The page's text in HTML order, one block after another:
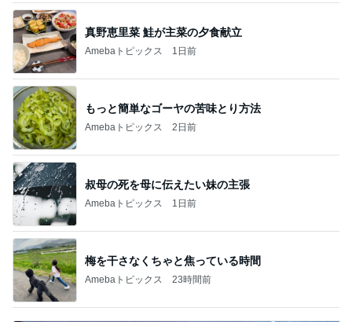
真野恵里菜 鮭が主菜の夕食献立
Amebaトピックス 1日前
もっと簡単なゴーヤの苦味とり方法
Amebaトピックス 2日前
叔母の死を母に伝えたい妹の主張
Amebaトピックス 1日前
梅を干さなくちゃと焦っている時間
Amebaトピックス 23時間前